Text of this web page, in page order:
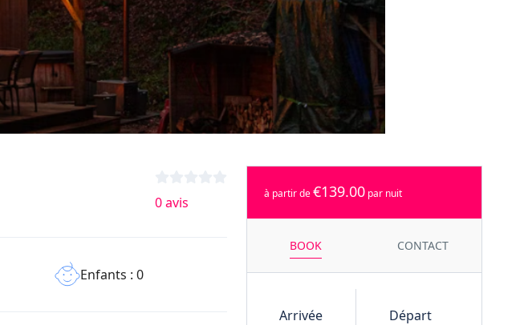
0 avis
Enfants : 0
à partir de€139.00par nuit
BOOK CONTACT
Arrivée
Départ